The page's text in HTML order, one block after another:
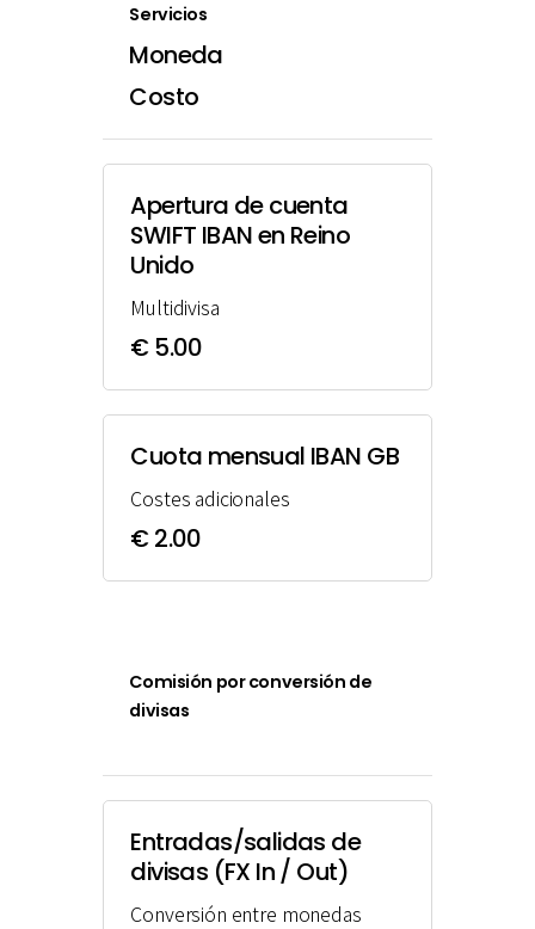
Servicios
Moneda
Costo
Apertura de cuenta
SWIFT IBAN en Reino
Unido
Multidivisa
€ 5.00
Cuota mensual IBAN GB
Costes adicionales
€ 2.00
Comisión por conversión de
divisas
Entradas/salidas de
divisas (FX In / Out)
Conversión entre monedas